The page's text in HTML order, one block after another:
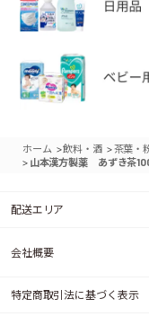
ホーム >飲料・酒 >茶葉・
> 山本漢方製薬 あずき茶
配送エリア
会社概要
特定商取引法に基づく表示